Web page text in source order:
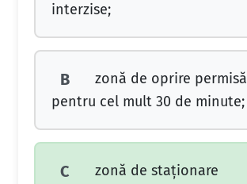
interzise;
B
zonă de oprire permisă
pentru cel mult 30 de minute;
C
zonă de staţionare